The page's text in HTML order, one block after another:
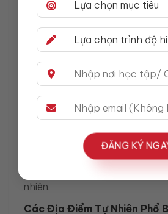
ĐĂNG KÝ
Khi bạn ở trong một thành
bạn giao tiếp hiệu quả. Nếu
mới chuyển đến thành phố,
địa điểm phổ biến này là rất
Địa Điểm trong Thiên Nhiên
Locations trong tiếng Anh
thiên nhiên. Từ các địa điểm
sông cho đến bãi biển, tất cả
nhiên.
Các Địa Điểm Tự Nhiên Phổ